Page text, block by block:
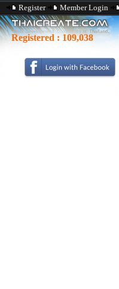
Register Member Login
Registered : 109,038